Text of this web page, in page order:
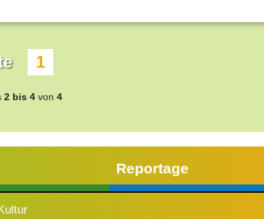
1
2 bis 4 von 4
Reportage